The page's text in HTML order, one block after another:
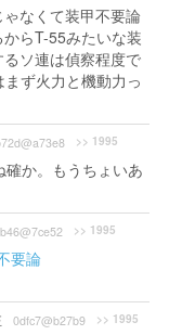
なくて装甲不要論
らT-55みたいな装
ソ連は偵察程度で
ず火力と機動力っ
>> 1995
か。もうちょいあ
>> 1995
要論
0dfc7@b27b9 >> 1995